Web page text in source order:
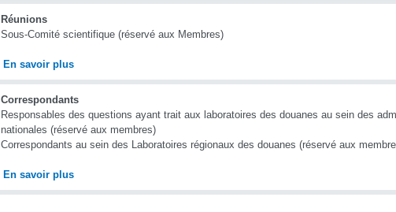
Réunions
Sous-Comité scientifique (réservé aux Membres)
En savoir plus
Correspondants
Responsables des questions ayant trait aux laboratoires des douanes au sein des
nationales (réservé aux membres)
Correspondants au sein des Laboratoires régionaux des douanes (réservé aux
En savoir plus